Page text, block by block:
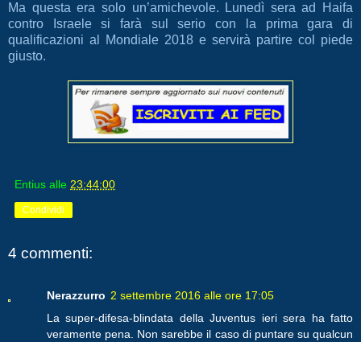
Ma questa era solo un’amichevole. Lunedì sera ad Haifa
contro Israele si farà sul serio con la prima gara di
qualificazioni al Mondiale 2018 e servirà partire col piede
giusto.
Entius alle 23:44:00
Condividi
4 commenti:
Nerazzurro 2 settembre 2016 alle ore 17:05
La super-difesa-blindata della Juventus ieri sera ha fatto
veramente pena. Non sarebbe il caso di puntare su qualcun